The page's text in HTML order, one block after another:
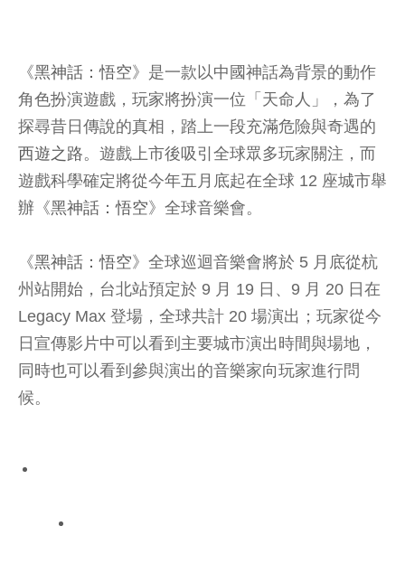
《黑神話：悟空》是一款以中國神話為背景的動作
角色扮演遊戲，玩家將扮演一位「天命人」，為了
探尋昔日傳說的真相，踏上一段充滿危險與奇遇的
西遊之路。遊戲上市後吸引全球眾多玩家關注，而
遊戲科學確定將從今年五月底起在全球 12 座城市舉
辦《黑神話：悟空》全球音樂會。
《黑神話：悟空》全球巡迴音樂會將於 5 月底從杭
州站開始，台北站預定於 9 月 19 日、9 月 20 日在
Legacy Max 登場，全球共計 20 場演出；玩家從今
日宣傳影片中可以看到主要城市演出時間與場地，
同時也可以看到參與演出的音樂家向玩家進行問
候。